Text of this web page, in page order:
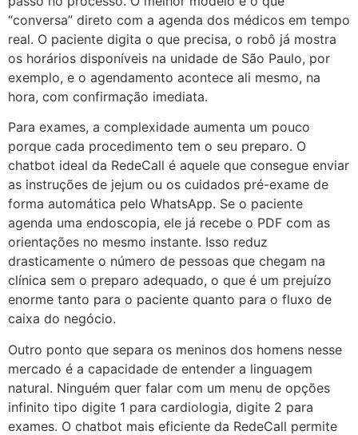
“conversa” direto com a agenda dos médicos em tempo
real. O paciente digita o que precisa, o robô já mostra
os horários disponíveis na unidade de São Paulo, por
exemplo, e o agendamento acontece ali mesmo, na
hora, com confirmação imediata.
Para exames, a complexidade aumenta um pouco
porque cada procedimento tem o seu preparo. O
chatbot ideal da RedeCall é aquele que consegue enviar
as instruções de jejum ou os cuidados pré-exame de
forma automática pelo WhatsApp. Se o paciente
agenda uma endoscopia, ele já recebe o PDF com as
orientações no mesmo instante. Isso reduz
drasticamente o número de pessoas que chegam na
clínica sem o preparo adequado, o que é um prejuízo
enorme tanto para o paciente quanto para o fluxo de
caixa do negócio.
Outro ponto que separa os meninos dos homens nesse
mercado é a capacidade de entender a linguagem
natural. Ninguém quer falar com um menu de opções
infinito tipo digite 1 para cardiologia, digite 2 para
exames. O chatbot mais eficiente da RedeCall permite